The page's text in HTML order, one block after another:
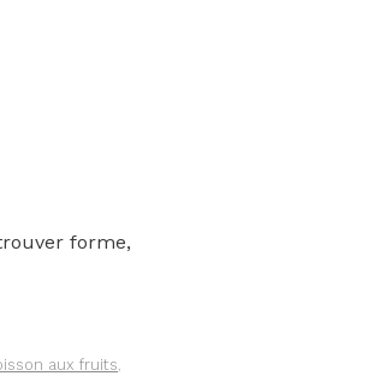
forme,
aux fruits,